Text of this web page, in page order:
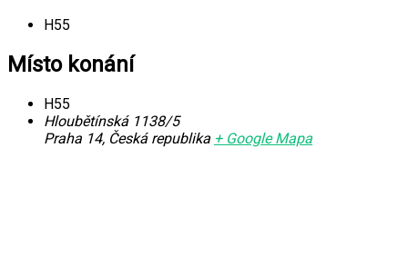
H55
Místo konání
H55
Hloubětínská 1138/5
Praha 14, Česká republika + Google Mapa